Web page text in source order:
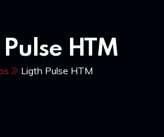
HTM
Ligth Pulse HTM